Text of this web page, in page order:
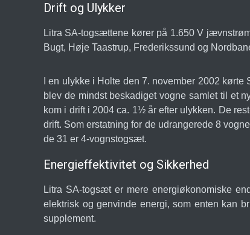
Drift og Ulykker
Litra SA-togsættene kører på 1.650 V
Bugt, Høje Taastrup, Frederikssund og
I en ulykke i Holte den 7. november 2002
blev de mindst beskadiget vogne samlet til et
kom i drift i 2004 ca. 1½ år efter ulykken. De
drift. Som erstatning for de udrangerede 8
de 31 er 4-vognstogsæt.
Energieffektivitet og Sikkerhed
Litra SA-togsæt er mere energiøkonomiske
elektrisk og genvinde energi, som enten kan
supplement.